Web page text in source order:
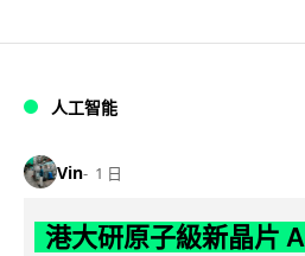
人工智能
Vin 1 日
港大研原子級新晶片